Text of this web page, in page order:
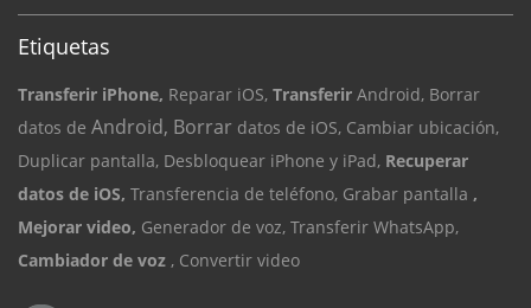
Presentado
Transferir iPhone, Reparar iOS, Transferir Android, Borrar
datos de Android, Borrardatos de iOS, Cambiar ubicación,
Duplicar pantalla, Desbloquear iPhone y iPad, Recuperar
datos de iOS, Transferencia de teléfono, Grabar pantalla
Mejorar video, Generador de voz, Transferir WhatsApp,